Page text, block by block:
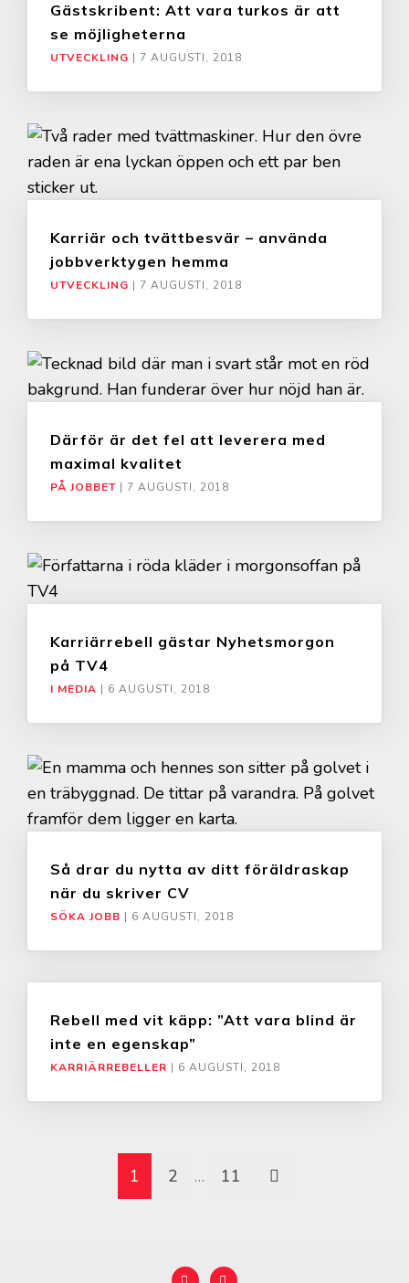
Gästskribent: Att vara turkos är att
se möjligheterna
UTVECKLING | 7 AUGUSTI, 2018
Karriär och tvättbesvär – använda
jobbverktygen hemma
UTVECKLING | 7 AUGUSTI, 2018
Därför är det fel att leverera med
maximal kvalitet
PÅ JOBBET | 7 AUGUSTI, 2018
Karriärrebell gästar Nyhetsmorgon
på TV4
I MEDIA | 6 AUGUSTI, 2018
Så drar du nytta av ditt föräldraskap
när du skriver CV
SÖKA JOBB | 6 AUGUSTI, 2018
Rebell med vit käpp: ”Att vara blind är
inte en egenskap”
KARRIÄRREBELLER | 6 AUGUSTI, 2018
1 2 … 11